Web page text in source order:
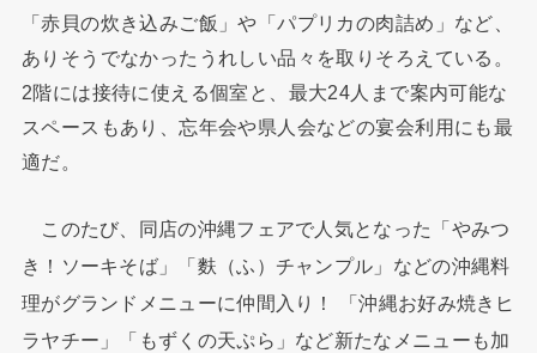
「赤貝の炊き込みご飯」や「パプリカの肉詰め」など、
ありそうでなかったうれしい品々を取りそろえている。
2階には接待に使える個室と、最大24人まで案内可能な
スペースもあり、忘年会や県人会などの宴会利用にも最
適だ。
このたび、同店の沖縄フェアで人気となった「やみつ
き！ソーキそば」「麩（ふ）チャンプル」などの沖縄料
理がグランドメニューに仲間入り！ 「沖縄お好み焼きヒ
ラヤチー」「もずくの天ぷら」など新たなメニューも加